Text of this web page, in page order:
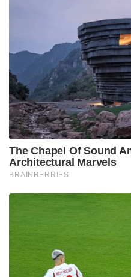
ഞങ്ങൾ ആ തീരുമാനങ്ങൾ
എടുത്തിട്ടുണ്ട്, ” എന്നും
മണ്ഡപത്തിൽ നടത്തിയ
bharat mandap Modi
Narendra Modi
pm modi